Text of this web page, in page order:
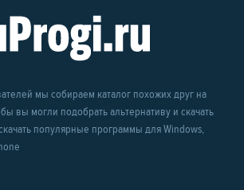
мы собираем каталог похожих друг на
вы могли подобрать альтернативу и скачать
популярные программы для Windows,